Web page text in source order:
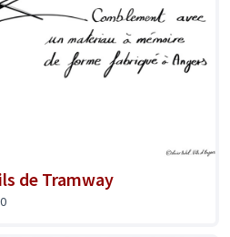
de Tramway
0